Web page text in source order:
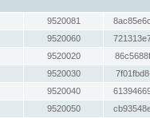
9520081
9520060
9520020
9520030
9520040
9520050